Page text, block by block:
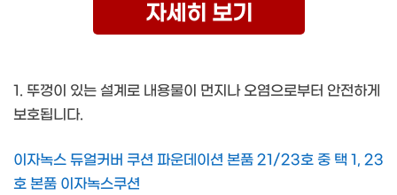
자세히 보기
1. 뚜껑이 있는 설계로 내용물이 먼지나 오염으로부터 안전하게
보호됩니다.
이자녹스 듀얼커버 쿠션 파운데이션 본품 21/23호 중 택 1, 23
호 본품 이자녹스쿠션